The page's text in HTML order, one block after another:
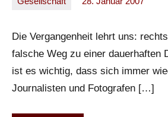
Die Vergangenheit lehrt uns:
falsche Weg zu einer dauerhaften
ist es wichtig, dass sich immer
Journalisten und Fotografen […]